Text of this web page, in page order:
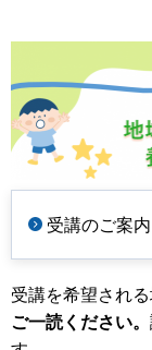
受講のご案内
受講を希望される
ご⼀読ください。